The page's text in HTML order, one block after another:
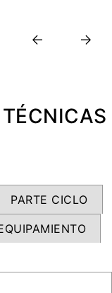
Previous Next
PARTE CICLO